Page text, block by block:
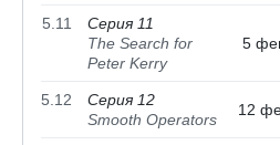
5.11
Серия 11
The Search for
Peter Kerry
5
5.12
Серия 12
Smooth Operators
12